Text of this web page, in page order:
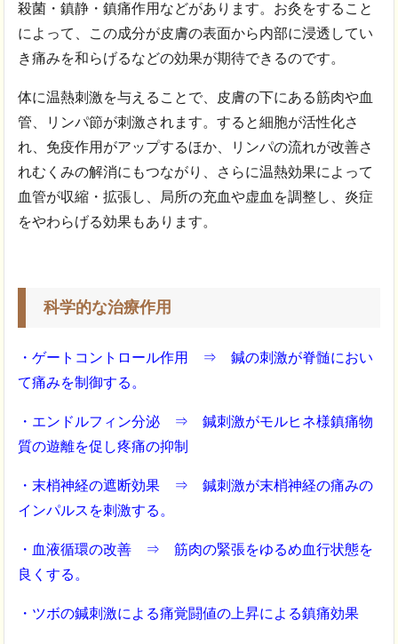
殺菌・鎮静・鎮痛作用などがあります。お灸をすること
によって、この成分が皮膚の表面から内部に浸透してい
き痛みを和らげるなどの効果が期待できるのです。
体に温熱刺激を与えることで、皮膚の下にある筋肉や血
管、リンパ節が刺激されます。すると細胞が活性化さ
れ、免疫作用がアップするほか、リンパの流れが改善さ
れむくみの解消にもつながり、さらに温熱効果によって
血管が収縮・拡張し、局所の充血や虚血を調整し、炎症
をやわらげる効果もあります。
科学的な治療作用
・ゲートコントロール作用 ⇒ 鍼の刺激が脊髄におい
て痛みを制御する。
・エンドルフィン分泌 ⇒ 鍼刺激がモルヒネ様鎮痛物
質の遊離を促し疼痛の抑制
・末梢神経の遮断効果 ⇒ 鍼刺激が末梢神経の痛みの
インパルスを刺激する。
・血液循環の改善 ⇒ 筋肉の緊張をゆるめ血行状態を
良くする。
・ツボの鍼刺激による痛覚闘値の上昇による鎮痛効果